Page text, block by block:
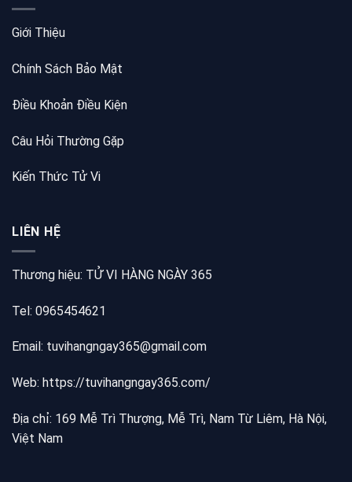
Giới Thiệu
Chính Sách Bảo Mật
Điều Khoản Điều Kiện
Câu Hỏi Thường Gặp
Kiến Thức Tử Vi
LIÊN HỆ
Thương hiệu: TỬ VI HÀNG NGÀY 365
Tel: 0965454621
Email: tuvihangngay365@gmail.com
Web: https://tuvihangngay365.com/
Địa chỉ: 169 Mễ Trì Thượng, Mễ Trì, Nam Từ Liêm, Hà Nội,
Việt Nam